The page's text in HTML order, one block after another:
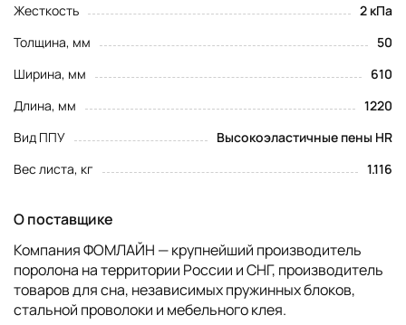
Жесткость
2 кПа
Толщина, мм
50
Ширина, мм
610
Длина, мм
1220
Вид ППУ
Высокоэластичные пены HR
Вес листа, кг
1.116
О поставщике
Компания ФОМЛАЙН — крупнейший производитель
поролона на территории России и СНГ, производитель
товаров для сна, независимых пружинных блоков,
стальной проволоки и мебельного клея.